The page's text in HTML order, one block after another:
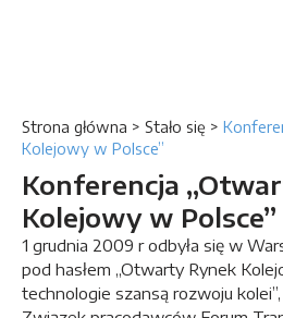
Strona główna > Stało się >
Kolejowy w Polsce”
Konferencja
Kolejowy w Polsce”
1 grudnia 2009 r odbyła się w
pod hasłem „Otwarty Rynek
technologie szansą rozwoju